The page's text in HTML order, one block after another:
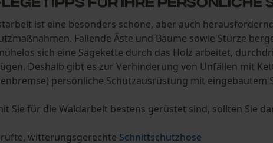
ist eine besonders schöne, aber auch
Fallende Äste und Bäume sowie Stürze
sich eine Sägekette durch das Holz arbeitet,
Deshalb gibt es zur Verhinderung von Unfällen mit
persönliche Schutzausrüstung mit eingebautem
Sie für die Waldarbeit bestens gerüstet sind, sollten Sie
witterungsgerechte Schnittschutzhose